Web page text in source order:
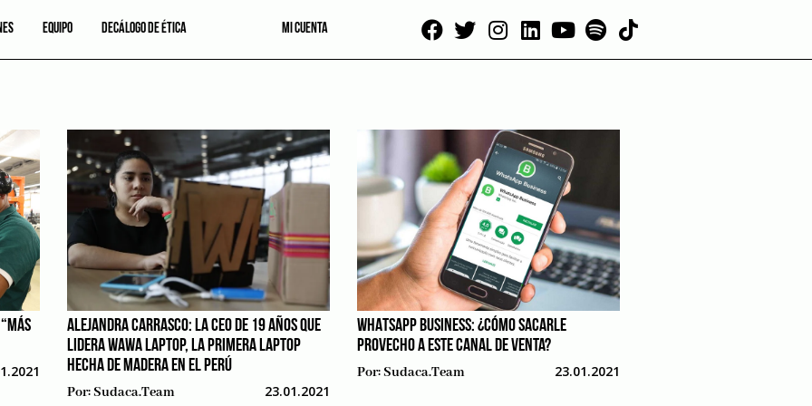
EQUIPO DECÁLOGO DE ÉTICA MI CUENTA
ALEJANDRA CARRASCO: LA CEO DE 19 AÑOS QUE
LIDERA WAWA LAPTOP, LA PRIMERA LAPTOP
HECHA DE MADERA EN EL PERÚ
Por:Sudaca.team 23.01.2021
WHATSAPP BUSINESS: ¿CÓMO SACARLE
PROVECHO A ESTE CANAL DE VENTA?
Por:Sudaca.team 23.01.2021